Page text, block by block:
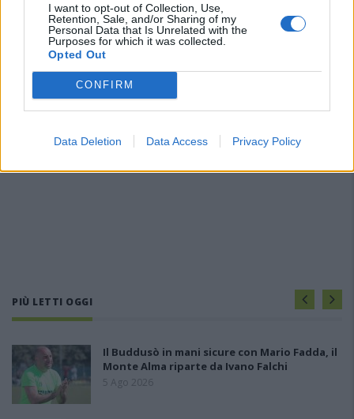
I want to opt-out of Collection, Use,
Retention, Sale, and/or Sharing of my
Personal Data that Is Unrelated with the
Purposes for which it was collected.
Opted Out
CONFIRM
Data Deletion Data Access Privacy Policy
PIÙ LETTI OGGI
Il Buddusò in mani sicure con Mario Fadda, il
Monte Alma riparte da Ivano Falchi
5 Ago 2026